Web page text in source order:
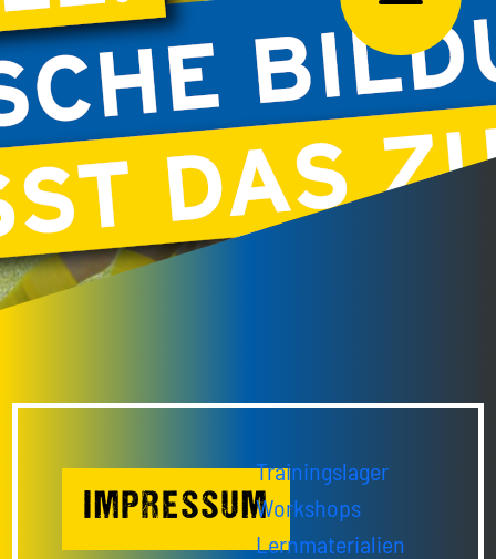
Trainingslager
Workshops
Lernmaterialien
IMPRESSUM